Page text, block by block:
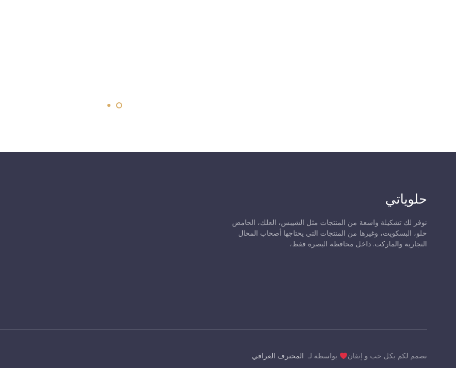
حلوياتي
نوفر لك تشكيلة واسعة من المنتجات مثل الشيبس، العلك، الحامض
حلو، البسكويت، وغيرها من المنتجات التي يحتاجها أصحاب المحال
التجارية والماركت. داخل محافظة البصرة فقط،
نصمم لكم بكل حب و إتقان بواسطة لـ المحترف العراقي